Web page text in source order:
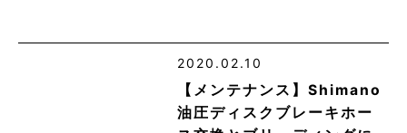
2020.02.10
【メンテナンス】Shimano
油圧ディスクブレーキホー